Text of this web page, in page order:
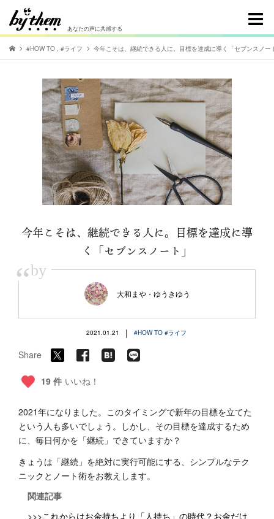
あなたの声に共感する
#HOW TO , #ライフ 今年こそは、継続できる人に。目標を達成に導く「セブンスノー
今年こそは、継続できる人に。目標を達成に導
く「セブンスノート」
“by
大和まや・ゆうきゆう
2021.01.21 | #HOW TO #ライフ
Share
19 件 いいね！
2021年になりました。このタイミングで新年の目標を立てた
という人も多いでしょう。しかし、その目標を達成するため
に、毎日何かを「継続」できていますか？
きょうは「継続」を絶対に実行可能にする、シンプルなテク
ニックとノート術をお教えします。
関連記事
>>>これからはお金持ちより「人持ち」の時代？お金だけ